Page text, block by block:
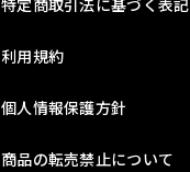
特定商取引法に基づく表記
利用規約
個人情報保護方針
商品の転売禁止について